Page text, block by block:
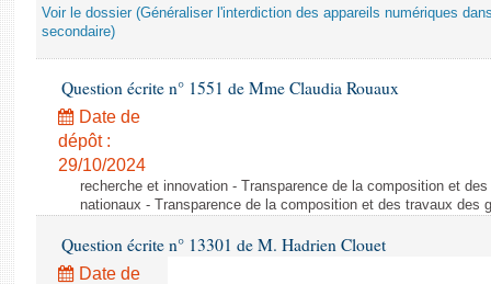
Voir le dossier (Généraliser l'interdiction des appareils numériques
secondaire)
Question écrite n° 1551 de Mme Claudia Rouaux
Date de
dépôt :
29/10/2024
recherche et innovation - Transparence de la composition et
nationaux - Transparence de la composition et des travaux des
Question écrite n° 13301 de M. Hadrien Clouet
Date de